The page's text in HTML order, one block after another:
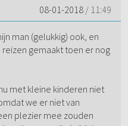
08-01-2018 / 11:49
man (gelukkig) ook, en
gemaakt toen er nog
met kleine kinderen niet
we er niet van
plezier mee zouden